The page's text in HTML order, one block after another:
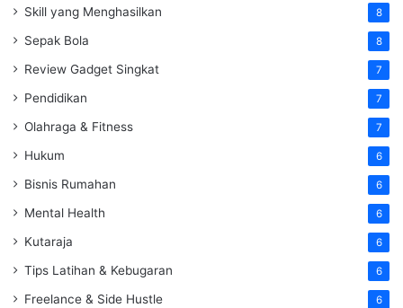
Skill yang Menghasilkan 8
Sepak Bola 8
Review Gadget Singkat 7
Pendidikan 7
Olahraga & Fitness 7
Hukum 6
Bisnis Rumahan 6
Mental Health 6
Kutaraja 6
Tips Latihan & Kebugaran 6
Freelance & Side Hustle 6